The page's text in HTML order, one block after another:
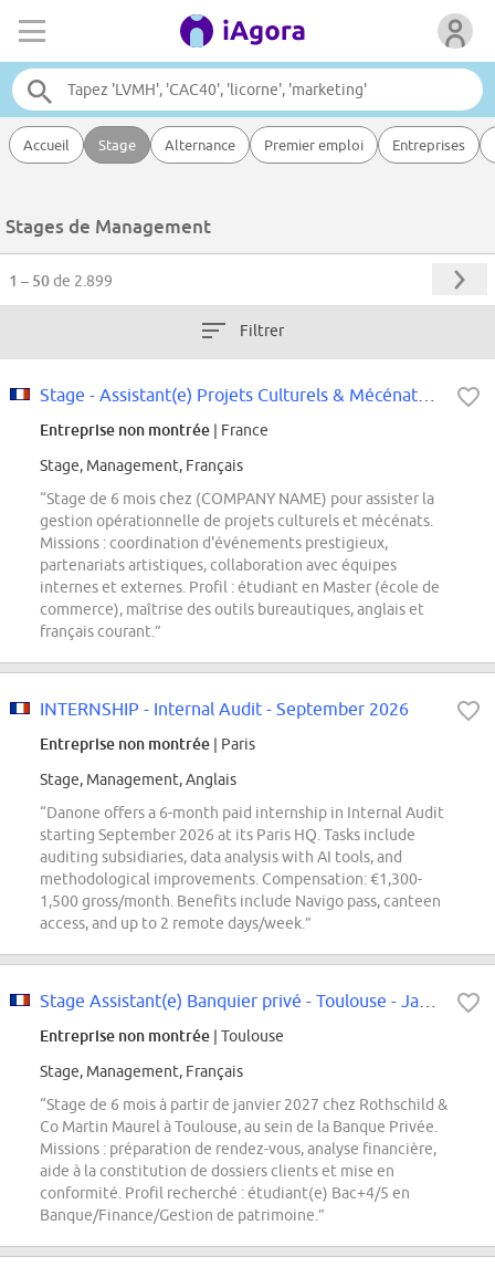
Accueil Stage Alternance Premier emploi Entreprises
Stages de Management
1 – 50de 2.899
Filtrer
Entreprise non montrée | France
Stage, Management, Français
“Stage de 6 mois chez (COMPANY NAME) pour assister la
gestion opérationnelle de projets culturels et mécénats.
Missions : coordination d'événements prestigieux,
partenariats artistiques, collaboration avec équipes
internes et externes. Profil : étudiant en Master (école de
commerce), maîtrise des outils bureautiques, anglais et
français courant.”
INTERNSHIP - Internal Audit - September 2026
Entreprise non montrée | Paris
Stage, Management, Anglais
“Danone offers a 6-month paid internship in Internal Audit
starting September 2026 at its Paris HQ. Tasks include
auditing subsidiaries, data analysis with AI tools, and
methodological improvements. Compensation: €1,300-
1,500 gross/month. Benefits include Navigo pass, canteen
access, and up to 2 remote days/week.”
Entreprise non montrée | Toulouse
Stage, Management, Français
“Stage de 6 mois à partir de janvier 2027 chez Rothschild &
Co Martin Maurel à Toulouse, au sein de la Banque Privée.
Missions : préparation de rendez-vous, analyse financière,
aide à la constitution de dossiers clients et mise en
conformité. Profil recherché : étudiant(e) Bac+4/5 en
Banque/Finance/Gestion de patrimoine.”